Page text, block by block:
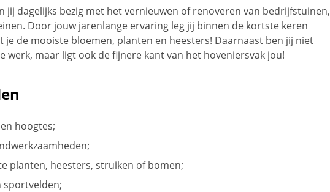
jij dagelijks bezig met het vernieuwen of renoveren van bedrijfstuinen,
Door jouw jarenlange ervaring leg jij binnen de kortste keren
je de mooiste bloemen, planten en heesters! Daarnaast ben jij niet
werk, maar ligt ook de fijnere kant van het hoveniersvak jou!
hoogtes;
planten, heesters, struiken of bomen;
sportvelden;